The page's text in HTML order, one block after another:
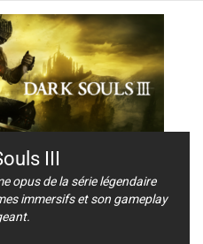
III
opus de la série légendaire
immersifs et son gameplay